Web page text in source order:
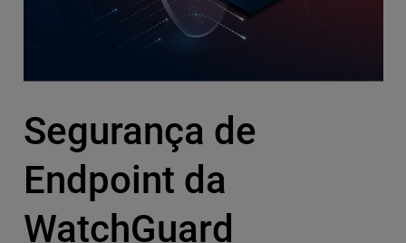
Segurança de
Endpoint da
WatchGuard